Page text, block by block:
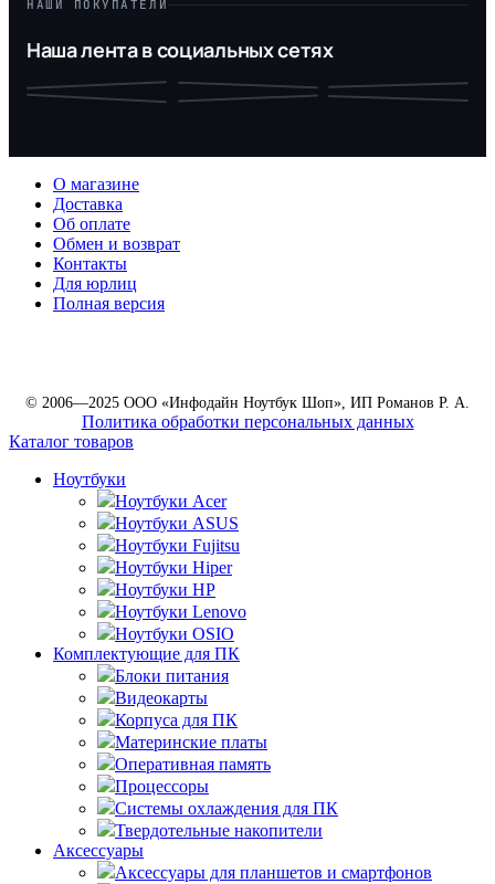
НАШИ ПОКУПАТЕЛИ
Наша лента в социальных сетях
О магазине
Доставка
Об оплате
Обмен и возврат
Контакты
Для юрлиц
Полная версия
© 2006—2025 ООО «Инфодайн Ноутбук Шоп», ИП Романов Р. А.
Политика обработки персональных данных
Каталог товаров
Ноутбуки
Ноутбуки Acer
Ноутбуки ASUS
Ноутбуки Fujitsu
Ноутбуки Hiper
Ноутбуки HP
Ноутбуки Lenovo
Ноутбуки OSIO
Комплектующие для ПК
Блоки питания
Видеокарты
Корпуса для ПК
Материнские платы
Оперативная память
Процессоры
Системы охлаждения для ПК
Твердотельные накопители
Аксессуары
Аксессуары для планшетов и смартфонов